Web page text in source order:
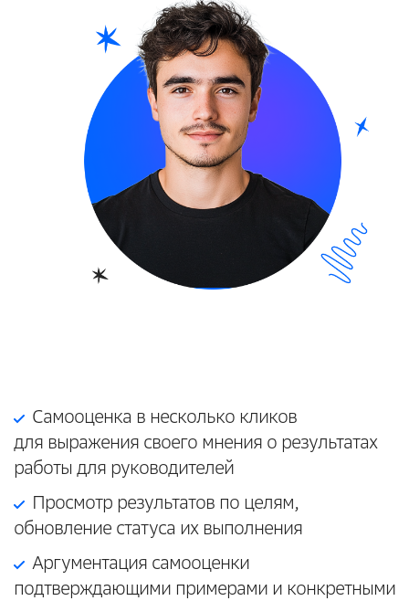
Самооценка в несколько кликов
для выражения своего мнения о результатах
работы для руководителей
Просмотр результатов по целям,
обновление статуса их выполнения
Аргументация самооценки
подтверждающими примерами и конкретными